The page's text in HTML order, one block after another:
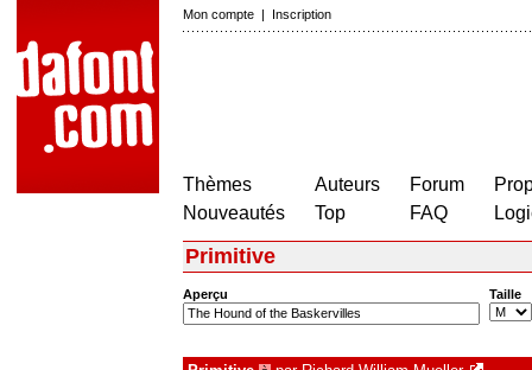
Mon compte | Inscription
Thèmes
Nouveautés
Auteurs
Top
Forum
FAQ
Primitive
Aperçu Taille